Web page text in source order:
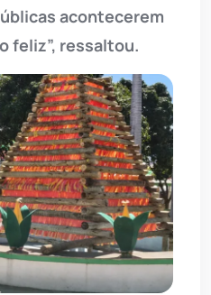
acontecerem
feliz”, ressaltou.